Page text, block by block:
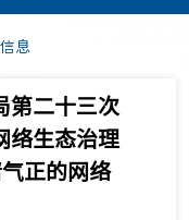
息
第二十三次
络生态治理
正的网络